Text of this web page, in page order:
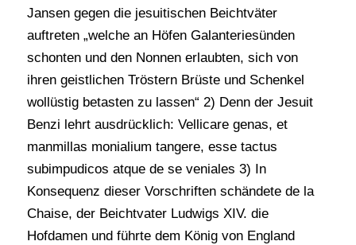
Jansen gegen die jesuitischen Beichtväter
auftreten „welche an Höfen Galanteriesünden
schonten und den Nonnen erlaubten, sich von
ihren geistlichen Tröstern Brüste und Schenkel
wollüstig betasten zu lassen“ 2) Denn der Jesuit
Benzi lehrt ausdrücklich: Vellicare genas, et
manmillas monialium tangere, esse tactus
subimpudicos atque de se veniales 3) In
Konsequenz dieser Vorschriften schändete de la
Chaise, der Beichtvater Ludwigs XIV. die
Hofdamen und führte dem König von England